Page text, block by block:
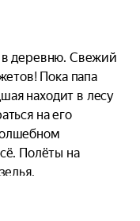
в деревню. Свежий
Пока папа
находит в лесу
на его
Полёты на